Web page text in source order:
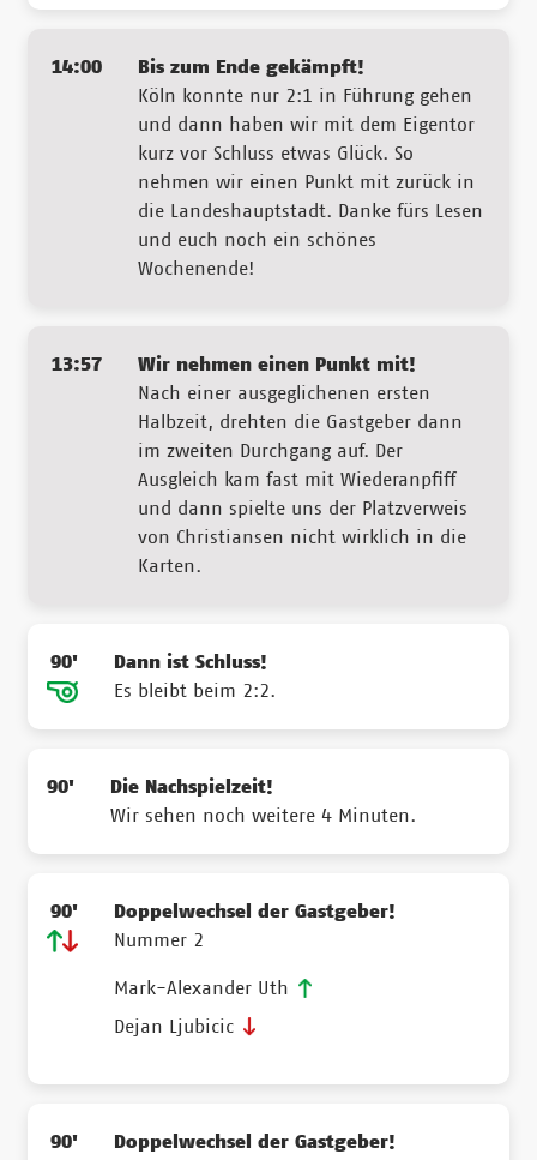
14:00
Bis zum Ende gekämpft!
Köln konnte nur 2:1 in Führung gehen
und dann haben wir mit dem Eigentor
kurz vor Schluss etwas Glück. So
nehmen wir einen Punkt mit zurück in
die Landeshauptstadt. Danke fürs Lesen
und euch noch ein schönes
Wochenende!
13:57
Wir nehmen einen Punkt mit!
Nach einer ausgeglichenen ersten
Halbzeit, drehten die Gastgeber dann
im zweiten Durchgang auf. Der
Ausgleich kam fast mit Wiederanpfiff
und dann spielte uns der Platzverweis
von Christiansen nicht wirklich in die
Karten.
90'
Dann ist Schluss!
Es bleibt beim 2:2.
90'
Die Nachspielzeit!
Wir sehen noch weitere 4 Minuten.
90'
Doppelwechsel der Gastgeber!
Nummer 2
Mark-Alexander Uth
Dejan Ljubicic
90'
Doppelwechsel der Gastgeber!